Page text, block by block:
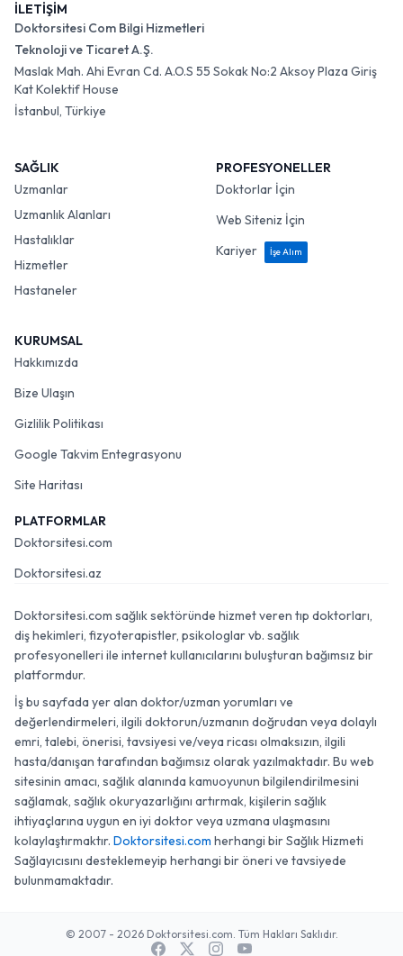
İLETİŞİM
Doktorsitesi Com Bilgi Hizmetleri
Teknoloji ve Ticaret A.Ş.
Maslak Mah. Ahi Evran Cd. A.O.S 55 Sokak No:2 Aksoy Plaza Giriş
Kat Kolektif House
İstanbul, Türkiye
SAĞLIK
Uzmanlar
Uzmanlık Alanları
Hastalıklar
Hizmetler
Hastaneler
PROFESYONELLER
Doktorlar İçin
Web Siteniz İçin
Kariyer
İşe Alım
KURUMSAL
Hakkımızda
Bize Ulaşın
Gizlilik Politikası
Google Takvim Entegrasyonu
Site Haritası
PLATFORMLAR
Doktorsitesi.com
Doktorsitesi.az
Doktorsitesi.com sağlık sektöründe hizmet veren tıp doktorları,
diş hekimleri, fizyoterapistler, psikologlar vb. sağlık
profesyonelleri ile internet kullanıcılarını buluşturan bağımsız bir
platformdur.
İş bu sayfada yer alan doktor/uzman yorumları ve
değerlendirmeleri, ilgili doktorun/uzmanın doğrudan veya dolaylı
emri, talebi, önerisi, tavsiyesi ve/veya ricası olmaksızın, ilgili
hasta/danışan tarafından bağımsız olarak yazılmaktadır. Bu web
sitesinin amacı, sağlık alanında kamuoyunun bilgilendirilmesini
sağlamak, sağlık okuryazarlığını artırmak, kişilerin sağlık
ihtiyaçlarına uygun en iyi doktor veya uzmana ulaşmasını
kolaylaştırmaktır. Doktorsitesi.com herhangi bir Sağlık Hizmeti
Sağlayıcısını desteklemeyip herhangi bir öneri ve tavsiyede
bulunmamaktadır.
© 2007 - 2026 Doktorsitesi.com. Tüm Hakları Saklıdır.